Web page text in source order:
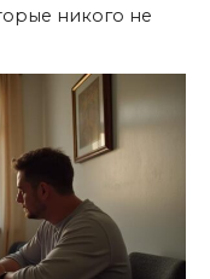
никого не